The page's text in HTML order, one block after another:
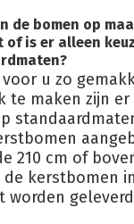
de bomen op
of is er alleen
u zo
te maken zijn er
210 cm of
de kerstbomen
worden